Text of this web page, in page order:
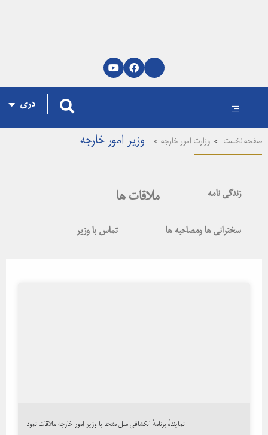
دری
English
نخست> وزارت امور خارجه > وزیر امور خارجه
زندگی نامه ملاقات ها
سخنرانی ها ومصاحبه ها تماس با وزیر
نمایندهٔ برنامهٔ انکشافی ملل متحد با وزیر امور خارجه ملاقات نمود